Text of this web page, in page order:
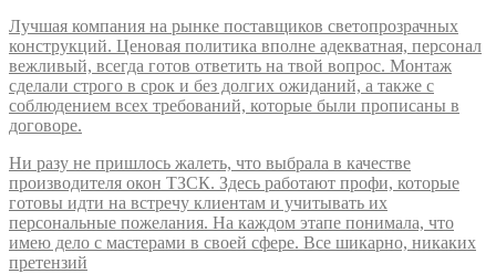
Лучшая компания на рынке поставщиков светопрозрачных
конструкций. Ценовая политика вполне адекватная, персонал
вежливый, всегда готов ответить на твой вопрос. Монтаж
сделали строго в срок и без долгих ожиданий, а также с
соблюдением всех требований, которые были прописаны в
договоре.
Ни разу не пришлось жалеть, что выбрала в качестве
производителя окон ТЗСК. Здесь работают профи, которые
готовы идти на встречу клиентам и учитывать их
персональные пожелания. На каждом этапе понимала, что
имею дело с мастерами в своей сфере. Все шикарно, никаких
претензий